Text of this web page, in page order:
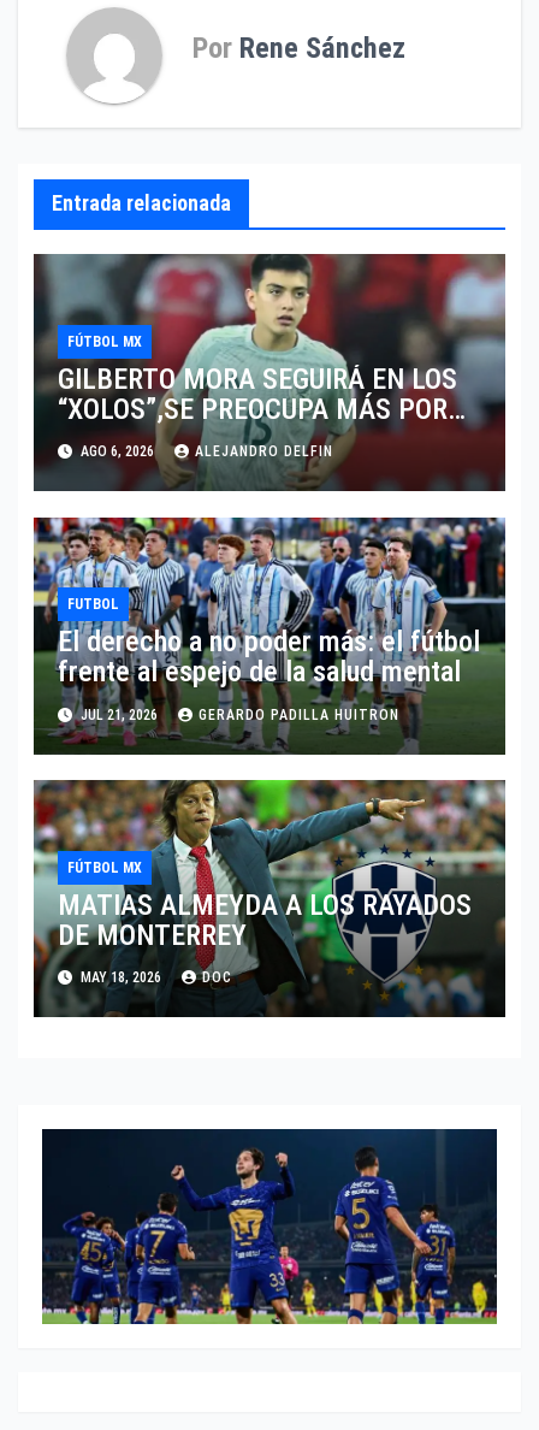
Por Rene Sánchez
Entrada relacionada
FÚTBOL MX
GILBERTO MORA SEGUIRÁ EN LOS
“XOLOS”,SE PREOCUPA MÁS POR
JUGAR EN SU EQUIPO.
AGO 6, 2026 ALEJANDRO DELFIN
FUTBOL
El derecho a no poder más: el fútbol
frente al espejo de la salud mental
JUL 21, 2026 GERARDO PADILLA HUITRON
FÚTBOL MX
MATIAS ALMEYDA A LOS RAYADOS
DE MONTERREY
MAY 18, 2026 DOC